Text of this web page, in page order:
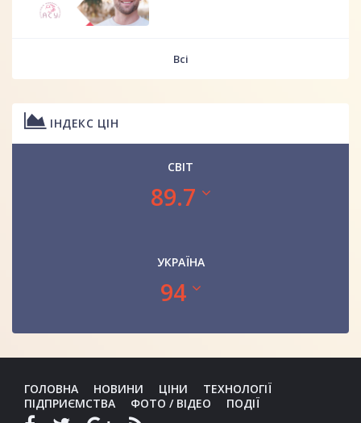
Всі
ІНДЕКС ЦІН
СВІТ
89.7
УКРАЇНА
94
ГОЛОВНА НОВИНИ ЦІНИ
ТЕХНОЛОГІЇ
ПІДПРИЄМСТВА
ФОТО / ВІДЕО ПОДІЇ